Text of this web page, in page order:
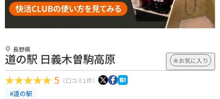
長野県
道の駅 日義木曽駒高原 お気に入り
5 （口コミ1件）
#道の駅